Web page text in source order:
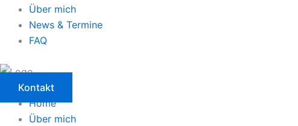
Über mich
News & Termine
FAQ
Kontakt
Home
Über mich